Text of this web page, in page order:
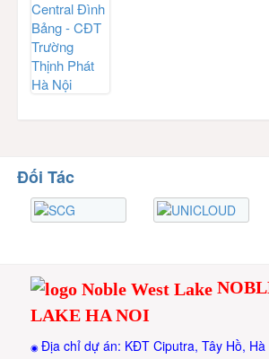
Đối Tác
LAKE HA NOI
◉Địa chỉ dự án: KĐT Ciputra, Tây Hồ, Hà